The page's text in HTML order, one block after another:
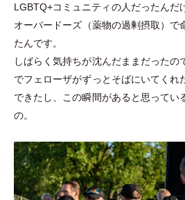
LGBTQ+コミュニティの人だったんだ
オーバードーズ （薬物の過剰摂取 ） で
たんです。
しばらく気持ちが沈んだままだったの
でフェローザがずっとそばにいてくれ
できたし、この瞬間があると思ってい
の。